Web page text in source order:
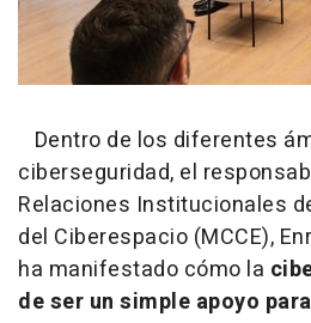
Dentro de los diferentes
ciberseguridad, el
Relaciones Institucionales
del Ciberespacio (MCCE),
ha manifestado cómo la
de ser un simple apoyo